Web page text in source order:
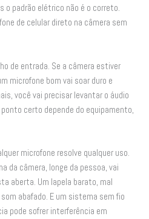
o padrão elétrico não é o correto.
de celular direto na câmera sem
de entrada. Se a câmera estiver
microfone bom vai soar duro e
você vai precisar levantar o áudio
certo depende do equipamento,
microfone resolve qualquer uso.
da câmera, longe da pessoa, vai
aberta. Um lapela barato, mal
abafado. E um sistema sem fio
pode sofrer interferência em